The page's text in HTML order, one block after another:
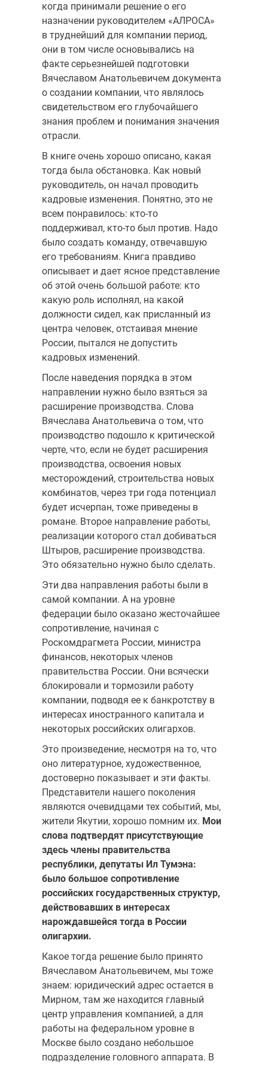
когда принимали решение о его
назначении руководителем «АЛРОСА»
в труднейший для компании период,
они в том числе основывались на
факте серьезнейшей подготовки
Вячеславом Анатольевичем документа
о создании компании, что являлось
свидетельством его глубочайшего
знания проблем и понимания значения
отрасли.
В книге очень хорошо описано, какая
тогда была обстановка. Как новый
руководитель, он начал проводить
кадровые изменения. Понятно, это не
всем понравилось: кто-то
поддерживал, кто-то был против. Надо
было создать команду, отвечавшую
его требованиям. Книга правдиво
описывает и дает ясное представление
об этой очень большой работе: кто
какую роль исполнял, на какой
должности сидел, как присланный из
центра человек, отстаивая мнение
России, пытался не допустить
кадровых изменений.
После наведения порядка в этом
направлении нужно было взяться за
расширение производства. Слова
Вячеслава Анатольевича о том, что
производство подошло к критической
черте, что, если не будет расширения
производства, освоения новых
месторождений, строительства новых
комбинатов, через три года потенциал
будет исчерпан, тоже приведены в
романе. Второе направление работы,
реализации которого стал добиваться
Штыров, расширение производства.
Это обязательно нужно было сделать.
Эти два направления работы были в
самой компании. А на уровне
федерации было оказано жесточайшее
сопротивление, начиная с
Роскомдрагмета России, министра
финансов, некоторых членов
правительства России. Они всячески
блокировали и тормозили работу
компании, подводя ее к банкротству в
интересах иностранного капитала и
некоторых российских олигархов.
Это произведение, несмотря на то, что
оно литературное, художественное,
достоверно показывает и эти факты.
Представители нашего поколения
являются очевидцами тех событий, мы,
жители Якутии, хорошо помним их. Мои
слова подтвердят присутствующие
здесь члены правительства
республики, депутаты Ил Тумэна:
было большое сопротивление
российских государственных структур,
действовавших в интересах
нарождавшейся тогда в России
олигархии.
Какое тогда решение было принято
Вячеславом Анатольевичем, мы тоже
знаем: юридический адрес остается в
Мирном, там же находится главный
центр управления компанией, а для
работы на федеральном уровне в
Москве было создано небольшое
подразделение головного аппарата. В